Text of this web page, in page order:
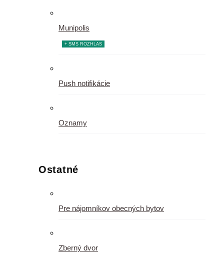
Munipolis
+ SMS ROZHLAS
Push notifikácie
Oznamy
Ostatné
Pre nájomníkov obecných bytov
Zberný dvor